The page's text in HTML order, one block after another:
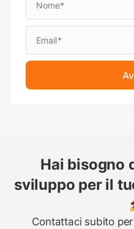
Hai bisogno
sviluppo per il
Contattaci subito